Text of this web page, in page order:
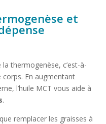
et
thermogenèse, c’est-à-
En augmentant
l’huile MCT vous aide à
.
remplacer les graisses à